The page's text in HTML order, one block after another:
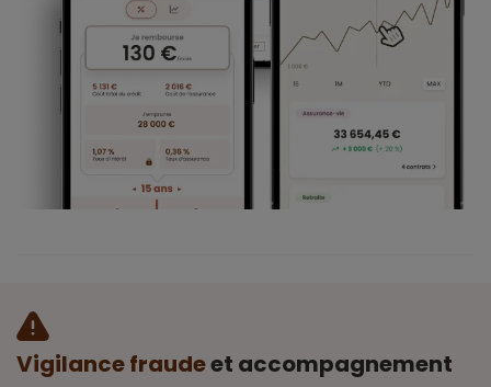
Vigilance fraudeet accompagnement